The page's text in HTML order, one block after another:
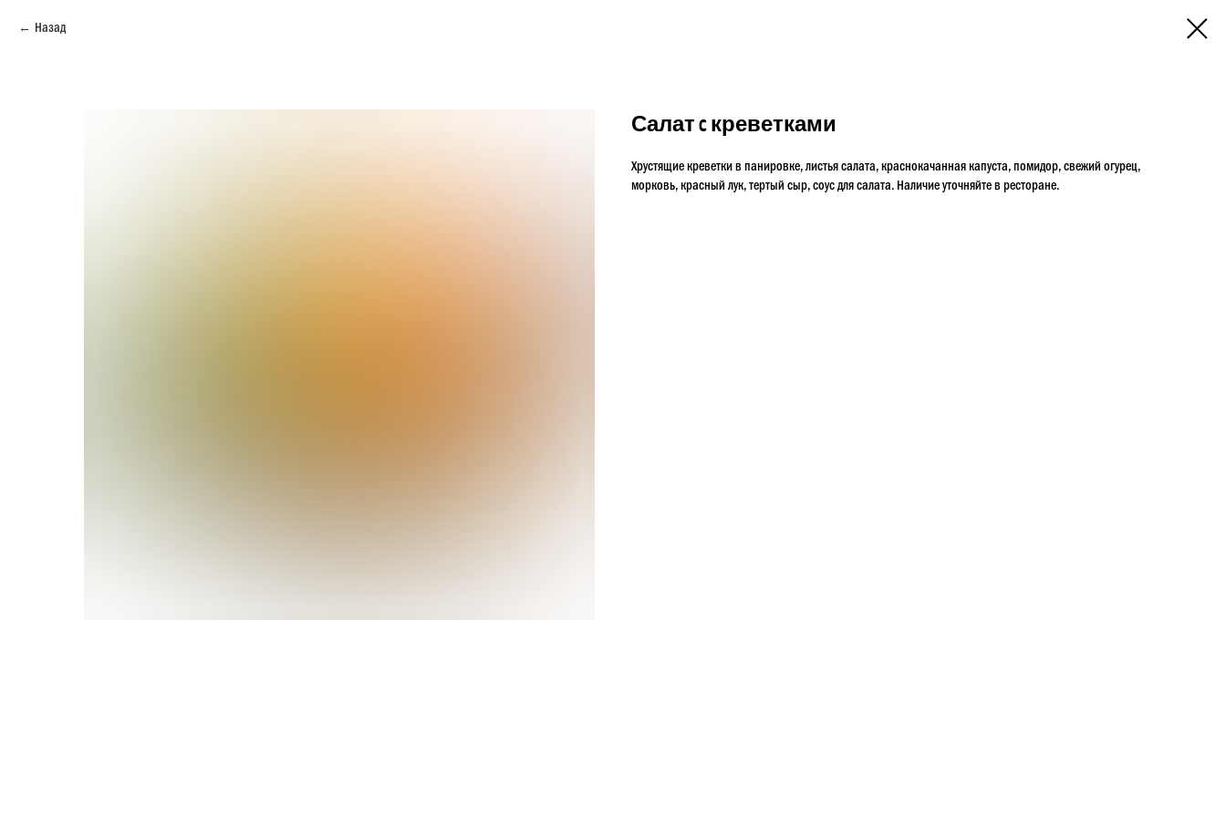
Назад
Салат c креветками
Хрустящие креветки в панировке, листья салата, краснокачанная капуста, помидор, свежий огурец,
морковь, красный лук, тертый сыр, соус для салата. Наличие уточняйте в ресторане.